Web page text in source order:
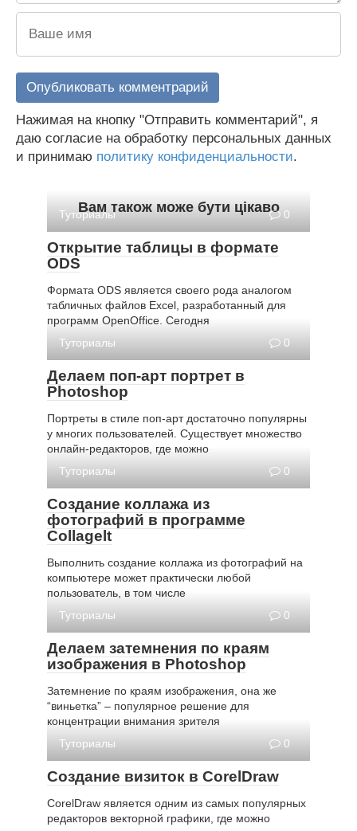
Нажимая на кнопку "Отправить комментарий", я
даю согласие на обработку персональных данных
и принимаю политику конфиденциальности.
Вам також може бути цікаво
Туториалы 0
Открытие таблицы в формате
ODS
Формата ODS является своего рода аналогом
табличных файлов Excel, разработанный для
программ OpenOffice. Сегодня
Туториалы
0
Делаем поп-арт портрет в
Photoshop
Портреты в стиле поп-арт достаточно популярны
у многих пользователей. Существует множество
онлайн-редакторов, где можно
Туториалы
0
Создание коллажа из
фотографий в программе
Collagelt
Выполнить создание коллажа из фотографий на
компьютере может практически любой
пользователь, в том числе
Туториалы
0
Делаем затемнения по краям
изображения в Photoshop
Затемнение по краям изображения, она же
“виньетка” – популярное решение для
концентрации внимания зрителя
Туториалы
0
Создание визиток в CorelDraw
CorelDraw является одним из самых популярных
редакторов векторной графики, где можно